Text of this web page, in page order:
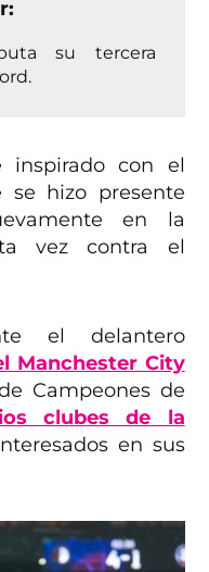
su tercera
inspirado con el
se hizo presente
en la
vez contra el
el delantero
Manchester City
Campeones de
clubes de la
en sus